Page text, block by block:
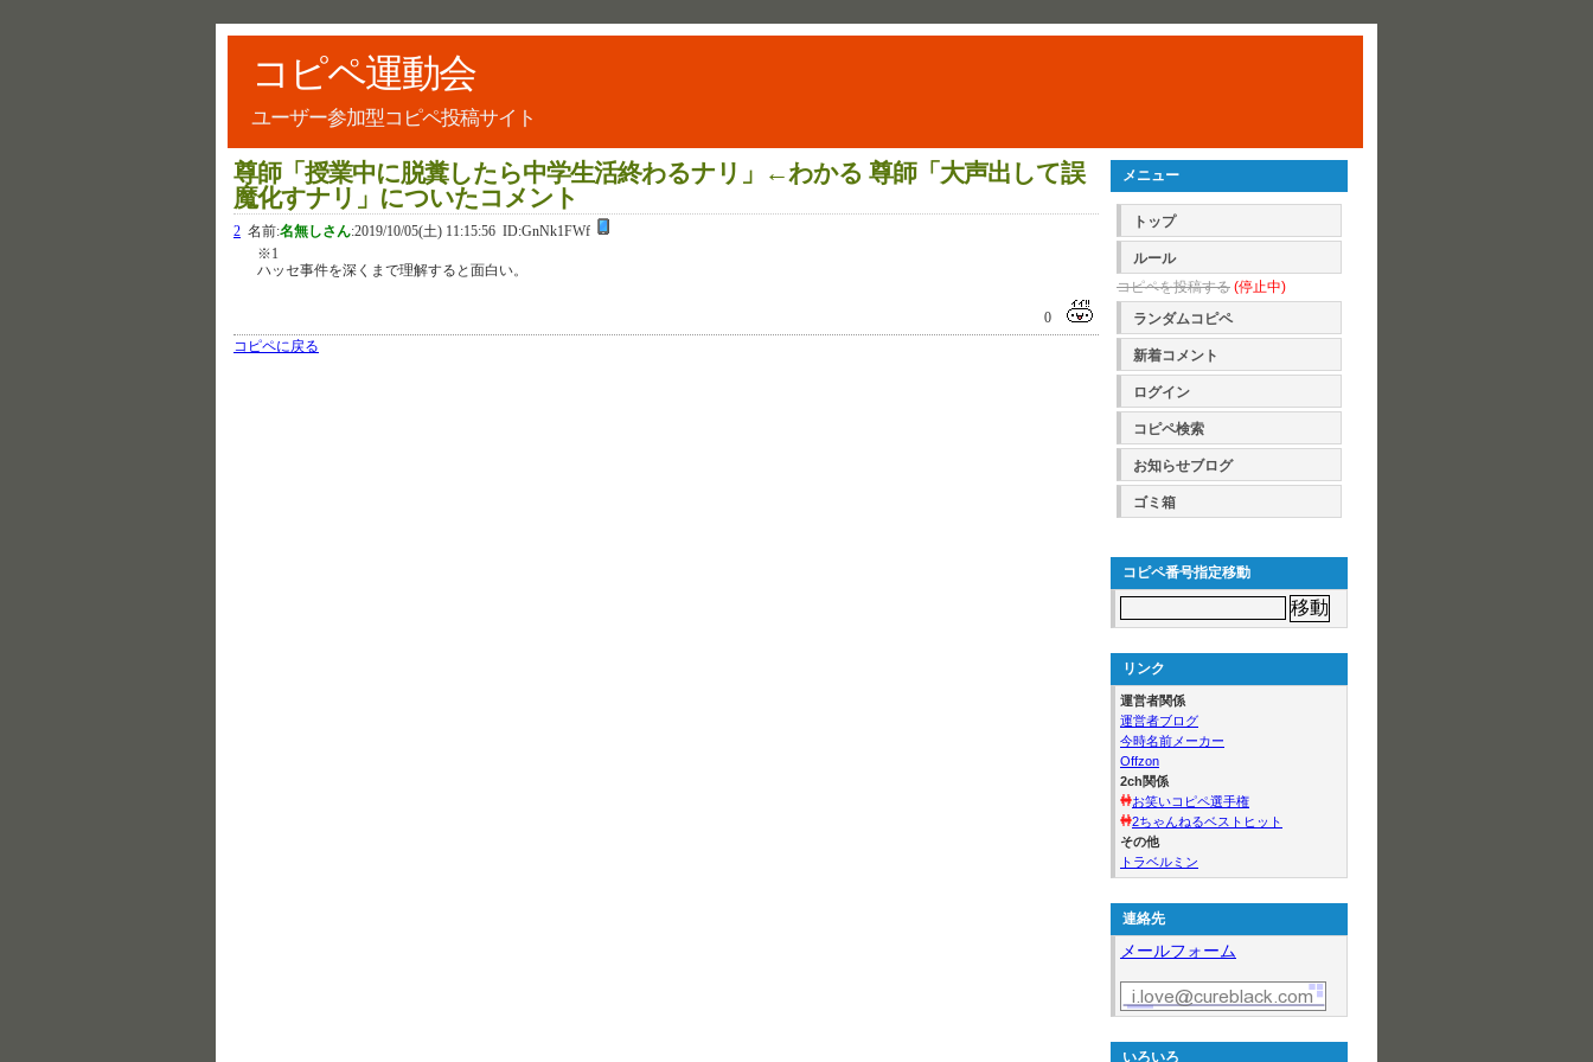
コピペ運動会
ユーザー参加型コピペ投稿サイト
尊師「授業中に脱糞したら中学生活終わるナリ」←わかる 尊師「大声出して誤
魔化すナリ」についたコメント
2 名前:名無しさん:2019/10/05(土) 11:15:56 ID:GnNk1FWf
※1
ハッセ事件を深くまで理解すると面白い。
0
コピペに戻る
メニュー
トップ
ルール
コピペを投稿する (停止中)
ランダムコピペ
新着コメント
ログイン
コピペ検索
お知らせブログ
ゴミ箱
コピペ番号指定移動
リンク
運営者関係
運営者ブログ
今時名前メーカー
Offzon
2ch関係
お笑いコピペ選手権
2ちゃんねるベストヒット
その他
トラベルミン
連絡先
メールフォーム
いろいろ